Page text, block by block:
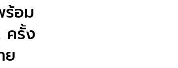
ร้อม
ครั้ง​
ย